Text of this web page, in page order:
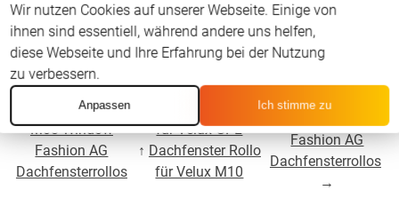
Das Holz-Dachfenster GPL M10 von Velux hat die
Flügelinnenmaße 613 mm x 1362 mm. Das Dachfenster wird
seit 2000 hergestellt. Der Falzwinkel beträgt 96°
Für Velux GPL
M08 Window
Fashion AG
Dachfensterrollos
Dachfenster Rollo
für Velux GPL
↑ Dachfenster Rollo
für Velux M10
Für Velux GPL
Fashion AG
Dachfensterrollos
→
Wir nutzen Cookies auf unserer Webseite. Einige von
ihnen sind essentiell, während andere uns helfen,
diese Webseite und Ihre Erfahrung bei der Nutzung
zu verbessern.
Anpassen Ich stimme zu